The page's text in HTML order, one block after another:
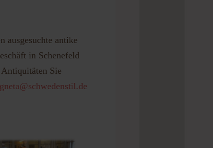
ausgesuchte antike
in Schenefeld
Sie